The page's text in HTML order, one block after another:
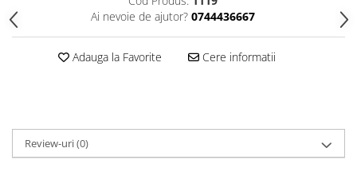
Ai nevoie de ajutor? 0744436667
Adauga la Favorite Cere informatii
Review-uri(0)